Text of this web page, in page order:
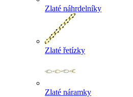
Zlaté náhrdelníky
Zlaté řetízky
Zlaté náramky